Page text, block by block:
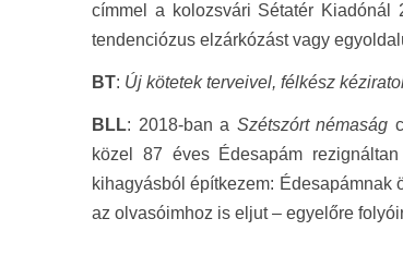
címmel a kolozsvári Sétatér Kiadónál
tendenciózus elzárkózást vagy
BT: Új kötetek terveivel, félkész
BLL: 2018-ban a Szétszórt némaság
közel 87 éves Édesapám
kihagyásból építkezem: Édesapámnak
az olvasóimhoz is eljut – egyelőre